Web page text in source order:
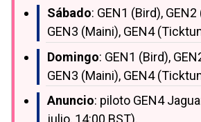
Sábado: GEN1 (Bird),
GEN3 (Maini), GEN4
Domingo: GEN1 (Bird),
GEN3 (Maini), GEN4
Anuncio: piloto GEN4